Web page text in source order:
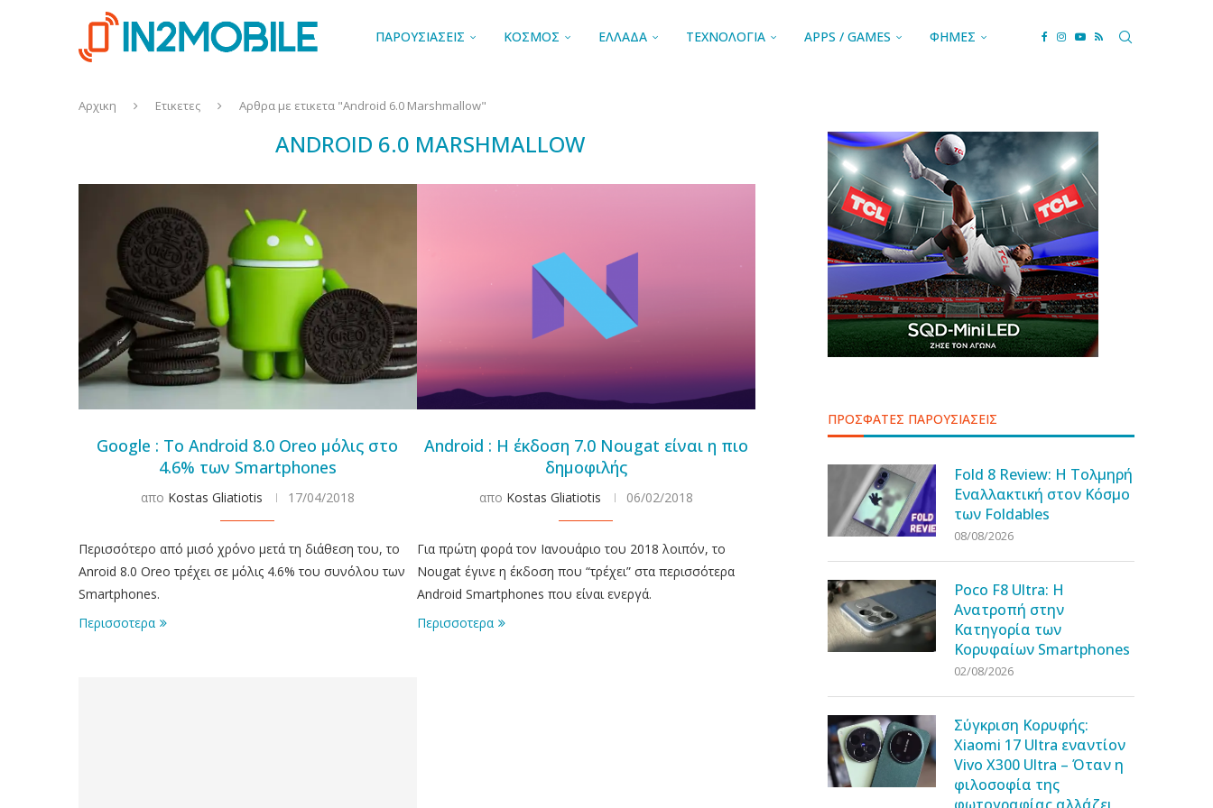
ΠΑΡΟΥΣΙΑΣΕΙΣ ΚΟΣΜΟΣ ΕΛΛΑΔΑ ΤΕΧΝΟΛΟΓΙΑ APPS / GAMES ΦΗΜΕΣ
Αρχικη Ετικετες Αρθρα με ετικετα "Android 6.0 Marshmallow"
ANDROID 6.0 MARSHMALLOW
Google : Το Android 8.0 Oreo μόλις στο
4.6% των Smartphones
απο Kostas Gliatiotis 17/04/2018
Περισσότερο από μισό χρόνο μετά τη διάθεση του, το
Anroid 8.0 Oreo τρέχει σε μόλις 4.6% του συνόλου των
Smartphones.
Περισσοτερα
Android : Η έκδοση 7.0 Nougat είναι η πιο
δημοφιλής
απο Kostas Gliatiotis 06/02/2018
Για πρώτη φορά τον Ιανουάριο του 2018 λοιπόν, το
Nougat έγινε η έκδοση που “τρέχει” στα περισσότερα
Android Smartphones που είναι ενεργά.
Περισσοτερα
ΠΡΟΣΦΑΤΕΣ ΠΑΡΟΥΣΙΑΣΕΙΣ
Fold 8 Review: Η Τολμηρή
Εναλλακτική στον Κόσμο
των Foldables
08/08/2026
Poco F8 Ultra: Η
Ανατροπή στην
Κατηγορία των
Κορυφαίων Smartphones
02/08/2026
Σύγκριση Κορυφής:
Xiaomi 17 Ultra εναντίον
Vivo X300 Ultra – Όταν η
φιλοσοφία της